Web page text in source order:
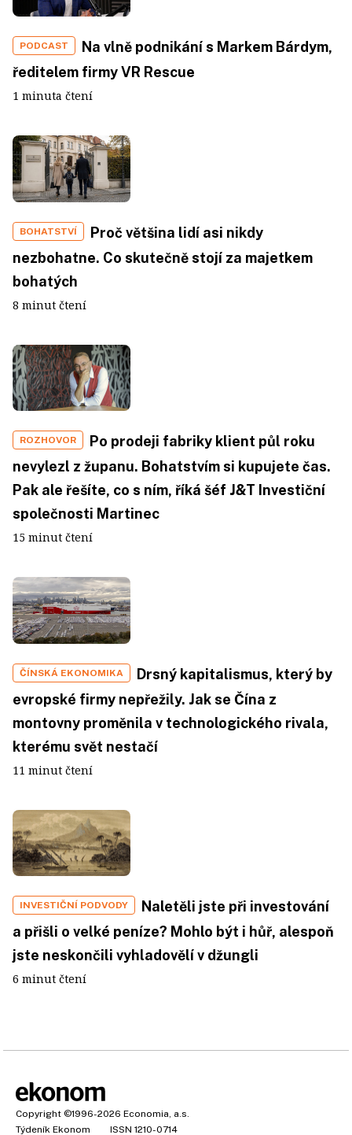
PODCAST
Na vlně podnikání s Markem Bárdym,
ředitelem firmy VR Rescue
1 minuta čtení
BOHATSTVÍ
Proč většina lidí asi nikdy
nezbohatne. Co skutečně stojí za majetkem
bohatých
8 minut čtení
ROZHOVOR
Po prodeji fabriky klient půl roku
nevylezl z županu. Bohatstvím si kupujete čas.
Pak ale řešíte, co s ním, říká šéf J&T Investiční
společnosti Martinec
15 minut čtení
ČÍNSKÁ EKONOMIKA
Drsný kapitalismus, který by
evropské firmy nepřežily. Jak se Čína z
montovny proměnila v technologického rivala,
kterému svět nestačí
11 minut čtení
INVESTIČNÍ PODVODY
Naletěli jste při investování
a přišli o velké peníze? Mohlo být i hůř, alespoň
jste neskončili vyhladovělí v džungli
6 minut čtení
Copyright ©1996-2026 Economia, a.s.
Týdeník Ekonom
ISSN 1210-0714